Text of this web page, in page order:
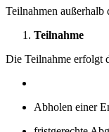
Teilnahmen außerhalb
Teilnahme
Die Teilnahme erfolgt
Abholen einer